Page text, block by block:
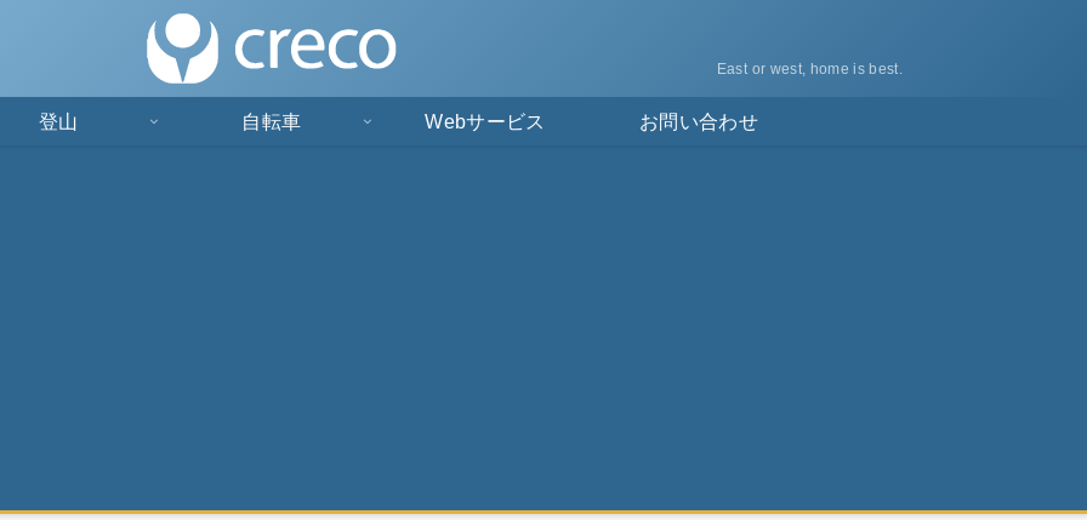
East or west, home is best.
登山 自転車 Webサービス お問い合わせ